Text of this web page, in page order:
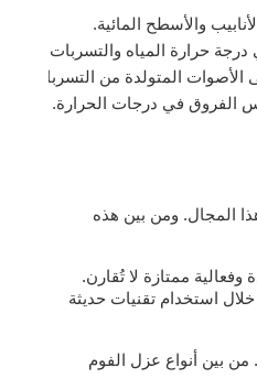
والأسطح المائية.
حرارة المياه والتسربات.
المتولدة من التسربات.
الفروق في درجات الحرارة.
المجال. ومن بين هذه
ممتازة لا تُقارن.
استخدام تقنيات حديثة
من بين أنواع عزل الفوم